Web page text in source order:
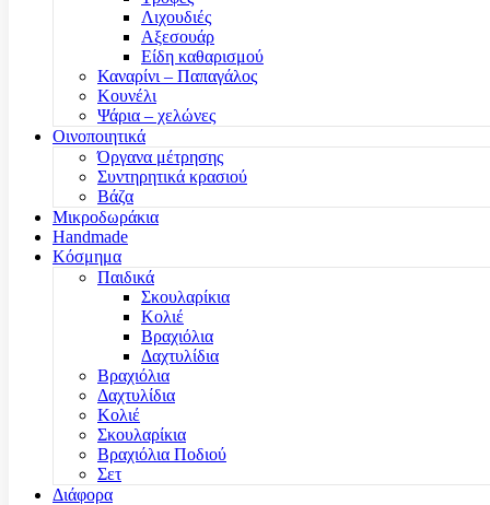
Λιχουδιές
Αξεσουάρ
Είδη καθαρισμού
Καναρίνι – Παπαγάλος
Κουνέλι
Ψάρια – χελώνες
Οινοποιητικά
Όργανα μέτρησης
Συντηρητικά κρασιού
Βάζα
Μικροδωράκια
Handmade
Κόσμημα
Παιδικά
Σκουλαρίκια
Κολιέ
Βραχιόλια
Δαχτυλίδια
Βραχιόλια
Δαχτυλίδια
Κολιέ
Σκουλαρίκια
Βραχιόλια Ποδιού
Σετ
Διάφορα